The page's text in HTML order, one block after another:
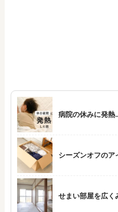
病院の休みに発熱
シーズンオフのア
せまい部屋を広く